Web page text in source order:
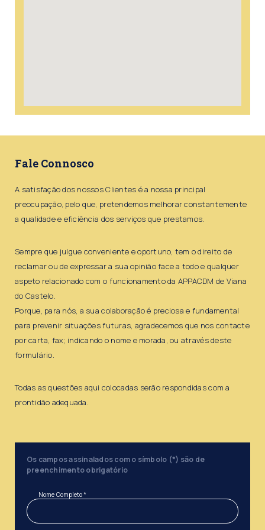
Fale Connosco
A satisfação dos nossos Clientes é a nossa principal
preocupação, pelo que, pretendemos melhorar constantemente
a qualidade e eficiência dos serviços que prestamos.
Sempre que julgue conveniente e oportuno, tem o direito de
reclamar ou de expressar a sua opinião face a todo e qualquer
aspeto relacionado com o funcionamento da APPACDM de Viana
do Castelo.
Porque, para nós, a sua colaboração é preciosa e fundamental
para prevenir situações futuras, agradecemos que nos contacte
por carta, fax; indicando o nome e morada, ou através deste
formulário.
Todas as questões aqui colocadas serão respondidas com a
prontidão adequada.
Os campos assinalados com o símbolo (*) são de
preenchimento obrigatório
Nome Completo *